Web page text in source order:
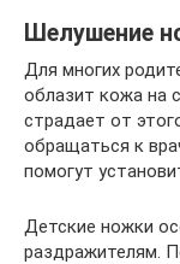
Шелушение
Для многих
облазит кожа на
страдает от
обращаться к
помогут
Детские ножки
раздражителям.